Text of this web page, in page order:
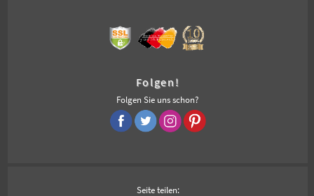
Folgen!
Folgen Sie uns schon?
Seite teilen: